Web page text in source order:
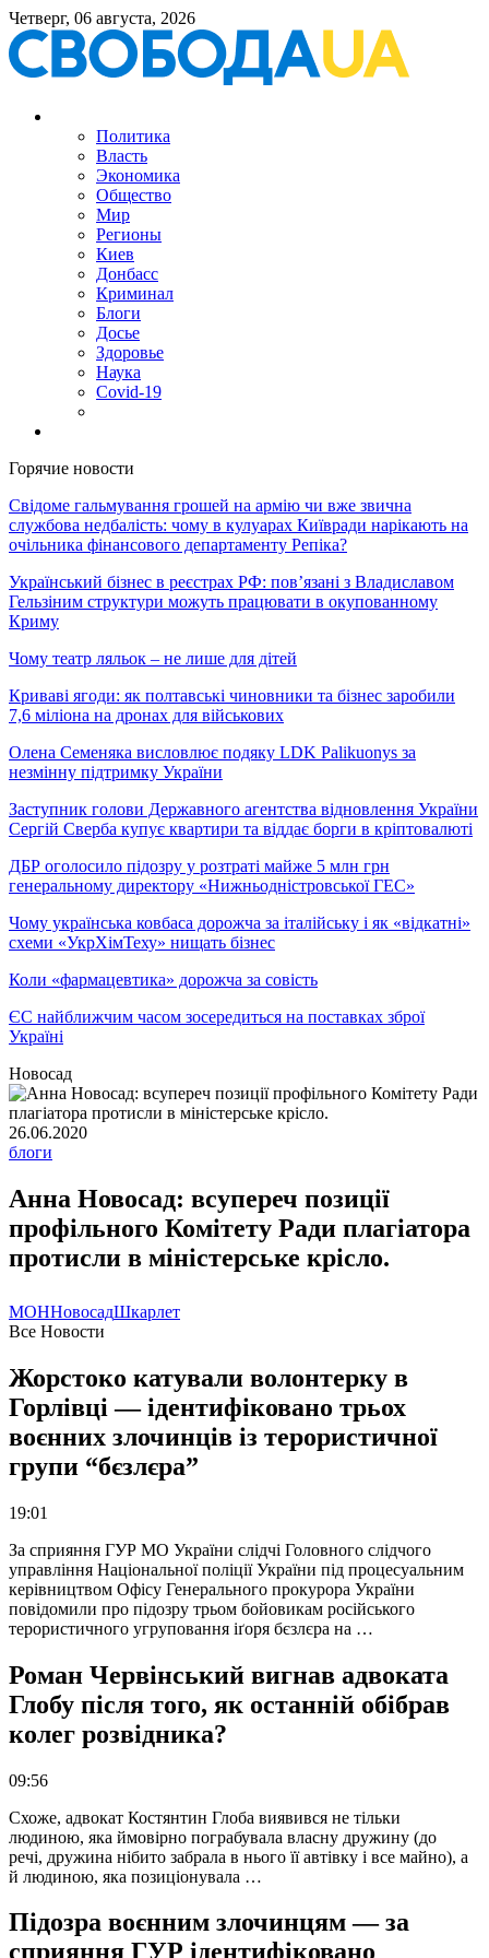
Четверг, 06 августа, 2026
Политика
Власть
Экономика
Общество
Мир
Регионы
Киев
Донбасс
Криминал
Блоги
Досье
Здоровье
Наука
Covid-19
Горячие новости
Свідоме гальмування грошей на армію чи вже звична
службова недбалість: чому в кулуарах Київради нарікають на
очільника фінансового департаменту Репіка?
Український бізнес в реєстрах РФ: пов’язані з Владиславом
Гельзіним структури можуть працювати в окупованному
Криму
Чому театр ляльок – не лише для дітей
Криваві ягоди: як полтавські чиновники та бізнес заробили
7,6 міліона на дронах для військових
Олена Семеняка висловлює подяку LDK Palikuonys за
незмінну підтримку України
Заступник голови Державного агентства відновлення України
Сергій Сверба купує квартири та віддає борги в кріптовалюті
ДБР оголосило підозру у розтраті майже 5 млн грн
генеральному директору «Нижньодністровської ГЕС»
Чому українська ковбаса дорожча за італійську і як «відкатні»
схеми «УкрХімТеху» нищать бізнес
Коли «фармацевтика» дорожча за совість
ЄС найближчим часом зосередиться на поставках зброї
Україні
Новосад
26.06.2020
блоги
Анна Новосад: всупереч позиції
профільного Комітету Ради плагіатора
протисли в міністерське крісло.
МОННовосадШкарлет
Все Новости
Жорстоко катували волонтерку в
Горлівці — ідентифіковано трьох
воєнних злочинців із терористичної
групи “бєзлєра”
19:01
За сприяння ГУР МО України слідчі Головного слідчого
управління Національної поліції України під процесуальним
керівництвом Офісу Генерального прокурора України
повідомили про підозру трьом бойовикам російського
терористичного угруповання іґоря бєзлєра на …
Роман Червінський вигнав адвоката
Глобу після того, як останній обібрав
колег розвідника?
09:56
Схоже, адвокат Костянтин Глоба виявився не тільки
людиною, яка ймовірно пограбувала власну дружину (до
речі, дружина нібито забрала в нього її автівку і все майно), а
й людиною, яка позиціонувала …
Підозра воєнним злочинцям — за
сприяння ГУР ідентифіковано